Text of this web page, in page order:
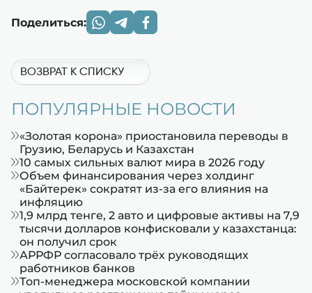
Поделиться:
ВОЗВРАТ К СПИСКУ
ПОПУЛЯРНЫЕ НОВОСТИ
«Золотая корона» приостановила переводы в
Грузию, Беларусь и Казахстан
10 самых сильных валют мира в 2026 году
Объем финансирования через холдинг
«Байтерек» сократят из-за его влияния на
инфляцию
1,9 млрд тенге, 2 авто и цифровые активы на 7,9
тысячи долларов конфисковали у казахстанца:
он получил срок
АРРФР согласовало трёх руководящих
работников банков
Топ-менеджера московской компании